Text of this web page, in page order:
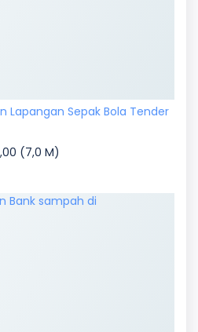
Lapangan Sepak Bola Tender
(7,0 M)